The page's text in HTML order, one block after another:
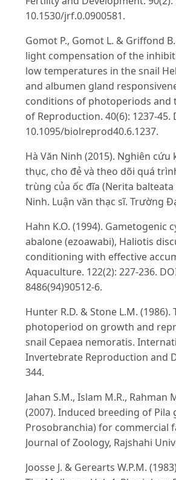
10.1530/jrf.0.0900581.
Gomot P., Gomot L. & Griffond
light compensation of the
low temperatures in the snail
and albumen gland
conditions of photoperiods and
of Reproduction. 40(6): 1237-45.
10.1095/biolreprod40.6.1237.
Hà Văn Ninh (2015). Nghiên
thục, cho đẻ và theo dõi quá
trùng của ốc đĩa (Nerita balteata
Ninh. Luận văn thạc sĩ. Trường
Hahn K.O. (1994). Gametogenic
abalone (ezoawabi), Haliotis
conditioning with effective
Aquaculture. 122(2): 227-236.
8486(94)90512-6.
Hunter R.D. & Stone L.M.
photoperiod on growth and
snail Cepaea nemoratis.
Invertebrate Reproduction and
344.
Jahan S.M., Islam M.R., Rahman
(2007). Induced breeding of Pila
Prosobranchia) for commercial
Journal of Zoology, Rajshahi
Joosse J. & Gerearts W.P.M.